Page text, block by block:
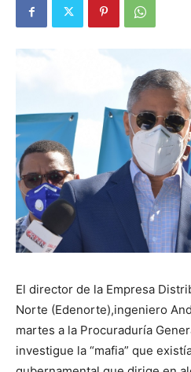
El director de la Empresa
Norte (Edenorte),ingeniero
martes a la Procuraduría
investigue la “mafia” que